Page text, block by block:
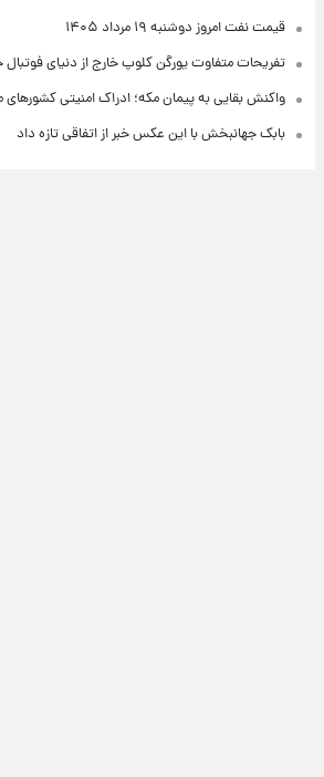
قیمت نفت امروز دوشنبه ۱۹ مرداد ۱۴۰۵
تفریحات متفاوت یورگن کلوپ خارج از دنیای فوتبال
واکنش بقایی به پیمان مکه؛ ادراک امنیتی کشورهای
بابک جهانبخش با این عکس خبر از اتفاقی تازه داد